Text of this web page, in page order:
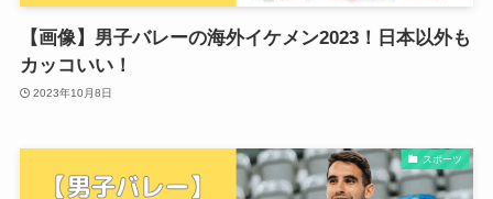
【画像】男子バレーの海外イケメン2023！日本以外も
カッコいい！
2023年10月8日
スポーツ